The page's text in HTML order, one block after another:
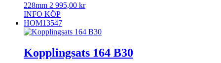
228mm 2 995,00 kr
INFO KÖP
HOM13547
Kopplingsats 164 B30